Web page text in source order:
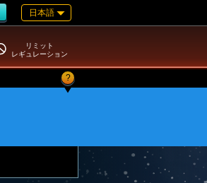
日本語
リミット
レギュレーション
?